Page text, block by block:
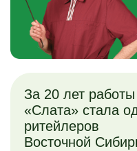
За 20 лет работы
«Слата» стала
ритейлеров
Восточной